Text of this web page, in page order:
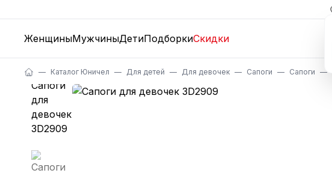
ЖенщиныМужчиныДетиПодборкиСкидки
Каталог Юничел Для детей Для девочек Сапоги Сапоги